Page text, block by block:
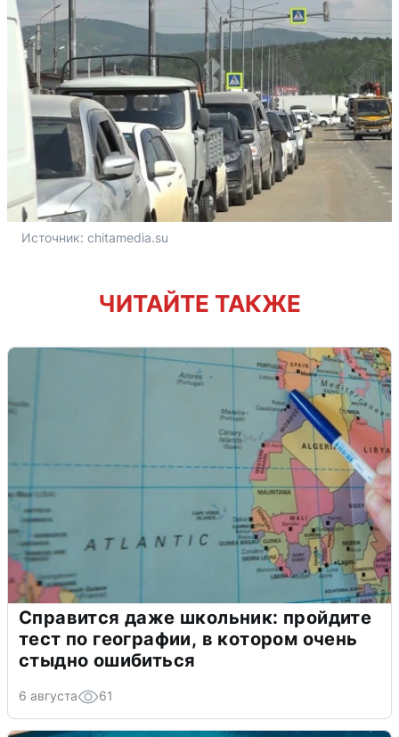
Источник: chitamedia.su
ЧИТАЙТЕ ТАКЖЕ
Справится даже школьник: пройдите
тест по географии, в котором очень
стыдно ошибиться
6 августа 61